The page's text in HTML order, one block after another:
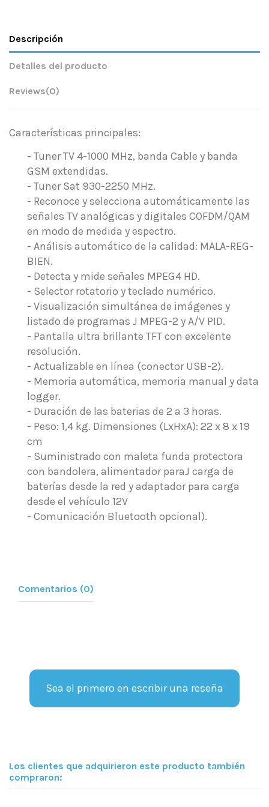
Descripción
Detalles del producto
Reviews(0)
Características principales:
- Tuner TV 4-1000 MHz, banda Cable y banda
GSM extendidas.
- Tuner Sat 930-2250 MHz.
- Reconoce y selecciona automáticamente las
señales TV analógicas y digitales COFDM/QAM
en modo de medida y espectro.
- Análisis automático de la calidad: MALA-REG-
BIEN.
- Detecta y mide señales MPEG4 HD.
- Selector rotatorio y teclado numérico.
- Visualización simultánea de imágenes y
listado de programas J MPEG-2 y A/V PID.
- Pantalla ultra brillante TFT con excelente
resolución.
- Actualizable en línea (conector USB-2).
- Memoria automática, memoria manual y data
logger.
- Duración de las baterias de 2 a 3 horas.
- Peso: 1,4 kg. Dimensiones (LxHxA): 22 x 8 x 19
cm
- Suministrado con maleta funda protectora
con bandolera, alimentador paraJ carga de
baterías desde la red y adaptador para carga
desde el vehículo 12V
- Comunicación Bluetooth opcional).
Comentarios (0)
Sea el primero en escribir una reseña
Los clientes que adquirieron este producto también
compraron: